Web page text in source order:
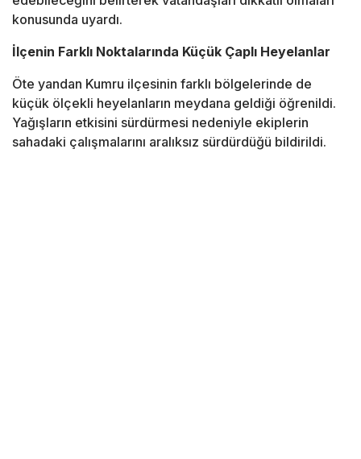
konusunda uyardı.
İlçenin Farklı Noktalarında Küçük Çaplı Heyelanlar
Öte yandan Kumru ilçesinin farklı bölgelerinde de
küçük ölçekli heyelanların meydana geldiği öğrenildi.
Yağışların etkisini sürdürmesi nedeniyle ekiplerin
sahadaki çalışmalarını aralıksız sürdürdüğü bildirildi.